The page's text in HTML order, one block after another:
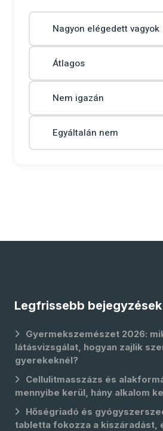
Nagyon elégedett vagyok
Átlagos
Nem igazán
Egyáltalán nem
Legfrissebb bejegyzések
Gyermekszemészet 2026:
látásvizsgálat, hogyan zajlik
gyerekeknél?
Cellulitmasszázs és
mennyibe kerül, hány alkalom
Hőségriadó és
tabletta fokozza a kiszáradást,